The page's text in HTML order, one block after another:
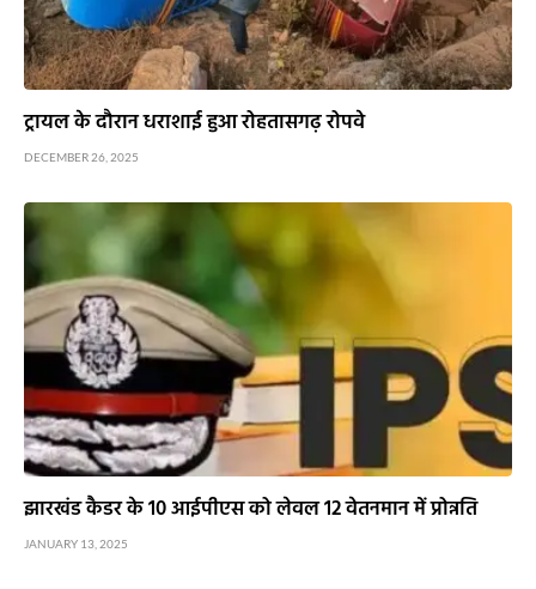
ट्रायल के दौरान धराशाई हुआ रोहतासगढ़ रोपवे
DECEMBER 26, 2025
झारखंड कैडर के 10 आईपीएस को लेवल 12 वेतनमान में प्रोन्नति
JANUARY 13, 2025